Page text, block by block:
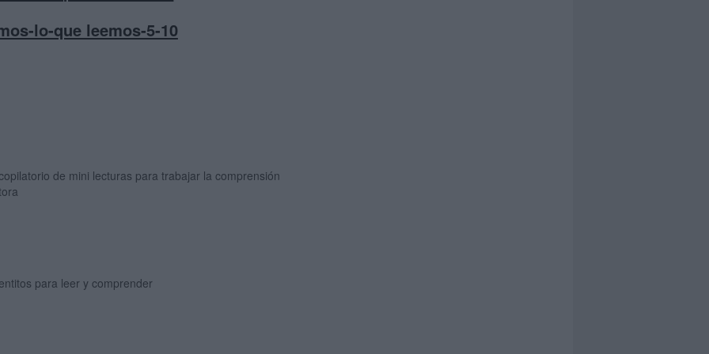
lo-que leemos-5-10
de mini lecturas para trabajar la comprensión
para leer y comprender